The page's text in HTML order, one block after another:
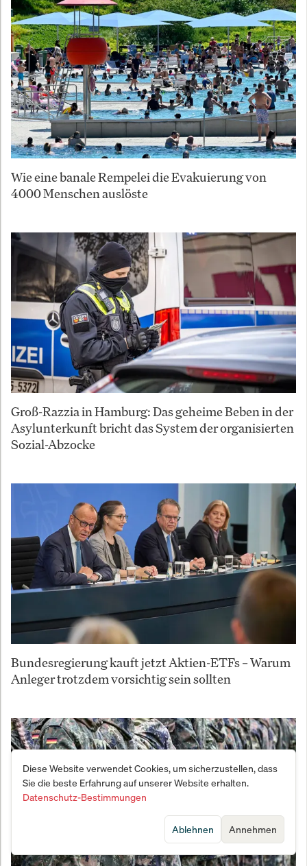
Wie eine banale Rempelei die Evakuierung von
4000 Menschen auslöste
Groß-Razzia in Hamburg: Das geheime Beben in der
Asylunterkunft bricht das System der organisierten
Sozial-Abzocke
Bundesregierung kauft jetzt Aktien-ETFs – Warum
Anleger trotzdem vorsichtig sein sollten
Diese Website verwendet Cookies, um sicherzustellen, dass
Sie die beste Erfahrung auf unserer Website erhalten.
Datenschutz-Bestimmungen
Annehmen
Ablehnen